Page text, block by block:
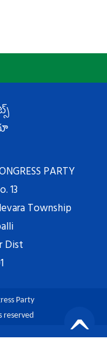
PARTY
13
Township
Dist
Party
reserved